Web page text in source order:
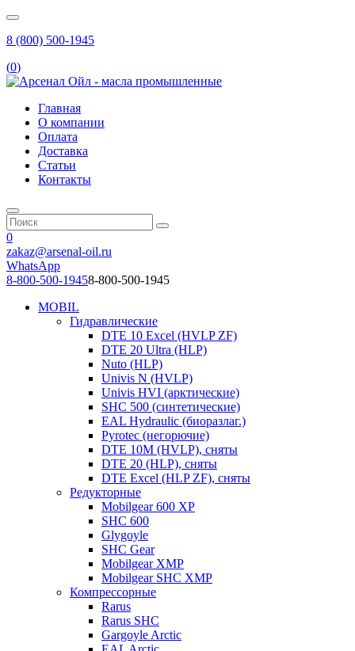
8 (800) 500-1945
(0)
Главная
О компании
Оплата
Доставка
Статьи
Контакты
0
zakaz@arsenal-oil.ru
WhatsApp
8-800-500-19458-800-500-1945
MOBIL
Гидравлические
DTE 10 Excel (HVLP ZF)
DTE 20 Ultra (HLP)
Nuto (HLP)
Univis N (HVLP)
Univis HVI (арктические)
SHC 500 (синтетические)
EAL Hydraulic (биоразлаг.)
Pyrotec (негорючие)
DTE 10M (HVLP), сняты
DTE 20 (HLP), сняты
DTE Excel (HLP ZF), сняты
Редукторные
Mobilgear 600 XP
SHC 600
Glygoyle
SHC Gear
Mobilgear XMP
Mobilgear SHC XMP
Компрессорные
Rarus
Rarus SHC
Gargoyle Arctic